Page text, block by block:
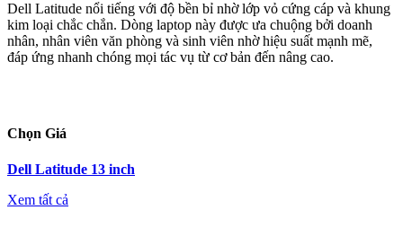
Dell Latitude nổi tiếng với độ bền bỉ nhờ lớp vỏ cứng cáp và khung
kim loại chắc chắn. Dòng laptop này được ưa chuộng bởi doanh
nhân, nhân viên văn phòng và sinh viên nhờ hiệu suất mạnh mẽ,
đáp ứng nhanh chóng mọi tác vụ từ cơ bản đến nâng cao.
Chọn Giá
Dell Latitude 13 inch
Xem tất cả